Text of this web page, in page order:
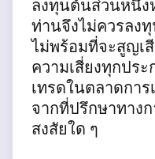
ลงทุนต้นส่วนหนึ่ง
ท่านจึงไม่ควรลง
ไม่พร้อมที่จะสูญเ
ความเสี่ยงทุกปร
เทรดในตลาดกา
จากที่ปรึกษาทาง
สงสัยใด ๆ